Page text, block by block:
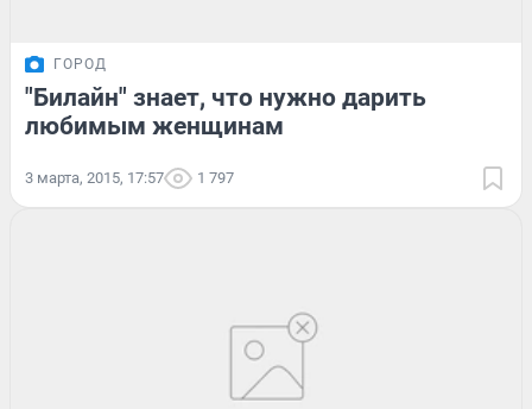
ГОРОД
"Билайн" знает, что нужно дарить
любимым женщинам
3 марта, 2015, 17:57 1 797